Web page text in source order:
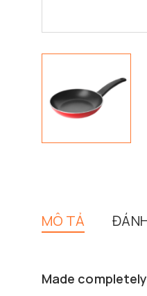
MÔ TẢ
Made